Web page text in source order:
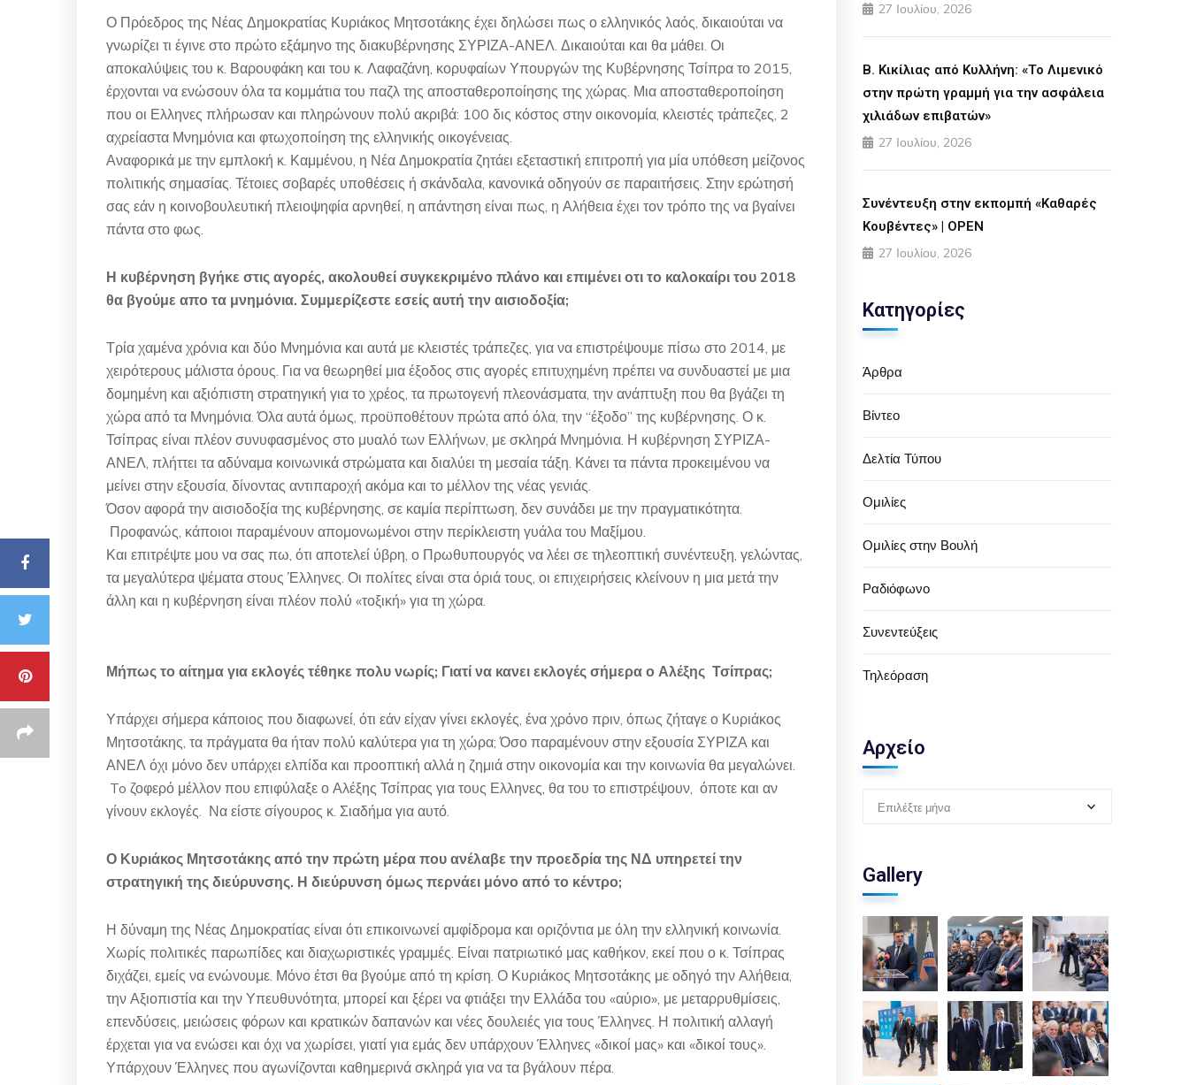
Ο Πρόεδρος της Νέας Δημοκρατίας Κυριάκος Μητσοτάκης έχει δηλώσει πως ο ελληνικός λαός, δικαιούται να
γνωρίζει τι έγινε στο πρώτο εξάμηνο της διακυβέρνησης ΣΥΡΙΖΑ-ΑΝΕΛ. Δικαιούται και θα μάθει. Οι
αποκαλύψεις του κ. Βαρουφάκη και του κ. Λαφαζάνη, κορυφαίων Υπουργών της Κυβέρνησης Τσίπρα το 2015,
έρχονται να ενώσουν όλα τα κομμάτια του παζλ της αποσταθεροποίησης της χώρας. Μια αποσταθεροποίηση
που οι Ελληνες πλήρωσαν και πληρώνουν πολύ ακριβά: 100 δις κόστος στην οικονομία, κλειστές τράπεζες, 2
αχρείαστα Μνημόνια και φτωχοποίηση της ελληνικής οικογένειας.
Αναφορικά με την εμπλοκή κ. Καμμένου, η Νέα Δημοκρατία ζητάει εξεταστική επιτροπή για μία υπόθεση μείζονος
πολιτικής σημασίας. Τέτοιες σοβαρές υποθέσεις ή σκάνδαλα, κανονικά οδηγούν σε παραιτήσεις. Στην ερώτησή
σας εάν η κοινοβουλευτική πλειοψηφία αρνηθεί, η απάντηση είναι πως, η Αλήθεια έχει τον τρόπο της να βγαίνει
πάντα στο φως.
Η κυβέρνηση βγήκε στις αγορές, ακολουθεί συγκεκριμένο πλάνο και επιμένει οτι το καλοκαίρι του 2018
θα βγούμε απο τα μνημόνια. Συμμερίζεστε εσείς αυτή την αισιοδοξία;
Τρία χαμένα χρόνια και δύο Μνημόνια και αυτά με κλειστές τράπεζες, για να επιστρέψουμε πίσω στο 2014, με
χειρότερους μάλιστα όρους. Για να θεωρηθεί μια έξοδος στις αγορές επιτυχημένη πρέπει να συνδυαστεί με μια
δομημένη και αξιόπιστη στρατηγική για το χρέος, τα πρωτογενή πλεονάσματα, την ανάπτυξη που θα βγάζει τη
χώρα από τα Μνημόνια. Όλα αυτά όμως, προϋποθέτουν πρώτα από όλα, την “έξοδο” της κυβέρνησης. Ο κ.
Τσίπρας είναι πλέον συνυφασμένος στο μυαλό των Ελλήνων, με σκληρά Μνημόνια. Η κυβέρνηση ΣΥΡΙΖΑ-
ΑΝΕΛ, πλήττει τα αδύναμα κοινωνικά στρώματα και διαλύει τη μεσαία τάξη. Κάνει τα πάντα προκειμένου να
μείνει στην εξουσία, δίνοντας αντιπαροχή ακόμα και το μέλλον της νέας γενιάς.
Όσον αφορά την αισιοδοξία της κυβέρνησης, σε καμία περίπτωση, δεν συνάδει με την πραγματικότητα.
Προφανώς, κάποιοι παραμένουν απομονωμένοι στην περίκλειστη γυάλα του Μαξίμου.
Και επιτρέψτε μου να σας πω, ότι αποτελεί ύβρη, ο Πρωθυπουργός να λέει σε τηλεοπτική συνέντευξη, γελώντας,
τα μεγαλύτερα ψέματα στους Έλληνες. Οι πολίτες είναι στα όριά τους, οι επιχειρήσεις κλείνουν η μια μετά την
άλλη και η κυβέρνηση είναι πλέον πολύ «τοξική» για τη χώρα.
Μήπως το αίτημα για εκλογές τέθηκε πολυ νωρίς; Γιατί να κανει εκλογές σήμερα ο Αλέξης Τσίπρας;
Υπάρχει σήμερα κάποιος που διαφωνεί, ότι εάν είχαν γίνει εκλογές, ένα χρόνο πριν, όπως ζήταγε ο Κυριάκος
Μητσοτάκης, τα πράγματα θα ήταν πολύ καλύτερα για τη χώρα; Όσο παραμένουν στην εξουσία ΣΥΡΙΖΑ και
ΑΝΕΛ όχι μόνο δεν υπάρχει ελπίδα και προοπτική αλλά η ζημιά στην οικονομία και την κοινωνία θα μεγαλώνει.
To ζοφερό μέλλον που επιφύλαξε ο Αλέξης Τσίπρας για τους Ελληνες, θα του το επιστρέψουν, όποτε και αν
γίνουν εκλογές. Να είστε σίγουρος κ. Σιαδήμα για αυτό.
Ο Κυριάκος Μητσοτάκης από την πρώτη μέρα που ανέλαβε την προεδρία της ΝΔ υπηρετεί την
στρατηγική της διεύρυνσης. Η διεύρυνση όμως περνάει μόνο από το κέντρο;
Η δύναμη της Νέας Δημοκρατίας είναι ότι επικοινωνεί αμφίδρομα και οριζόντια με όλη την ελληνική κοινωνία.
Χωρίς πολιτικές παρωπίδες και διαχωριστικές γραμμές. Είναι πατριωτικό μας καθήκον, εκεί που ο κ. Τσίπρας
διχάζει, εμείς να ενώνουμε. Μόνο έτσι θα βγούμε από τη κρίση. Ο Κυριάκος Μητσοτάκης με οδηγό την Αλήθεια,
την Αξιοπιστία και την Υπευθυνότητα, μπορεί και ξέρει να φτιάξει την Ελλάδα του «αύριο», με μεταρρυθμίσεις,
επενδύσεις, μειώσεις φόρων και κρατικών δαπανών και νέες δουλειές για τους Έλληνες. Η πολιτική αλλαγή
έρχεται για να ενώσει και όχι να χωρίσει, γιατί για εμάς δεν υπάρχουν Έλληνες «δικοί μας» και «δικοί τους».
Υπάρχουν Έλληνες που αγωνίζονται καθημερινά σκληρά για να τα βγάλουν πέρα.
27 Ιουλίου, 2026
Β. Κικίλιας από Κυλλήνη: «Το Λιμενικό
στην πρώτη γραμμή για την ασφάλεια
χιλιάδων επιβατών»
27 Ιουλίου, 2026
Συνέντευξη στην εκπομπή «Καθαρές
Κουβέντες» | OPEN
27 Ιουλίου, 2026
Κατηγορίες
Άρθρα
Βίντεο
Δελτία Τύπου
Ομιλίες
Ομιλίες στην Βουλή
Ραδιόφωνο
Συνεντεύξεις
Τηλεόραση
Αρχείο
Επιλέξτε μήνα
Gallery